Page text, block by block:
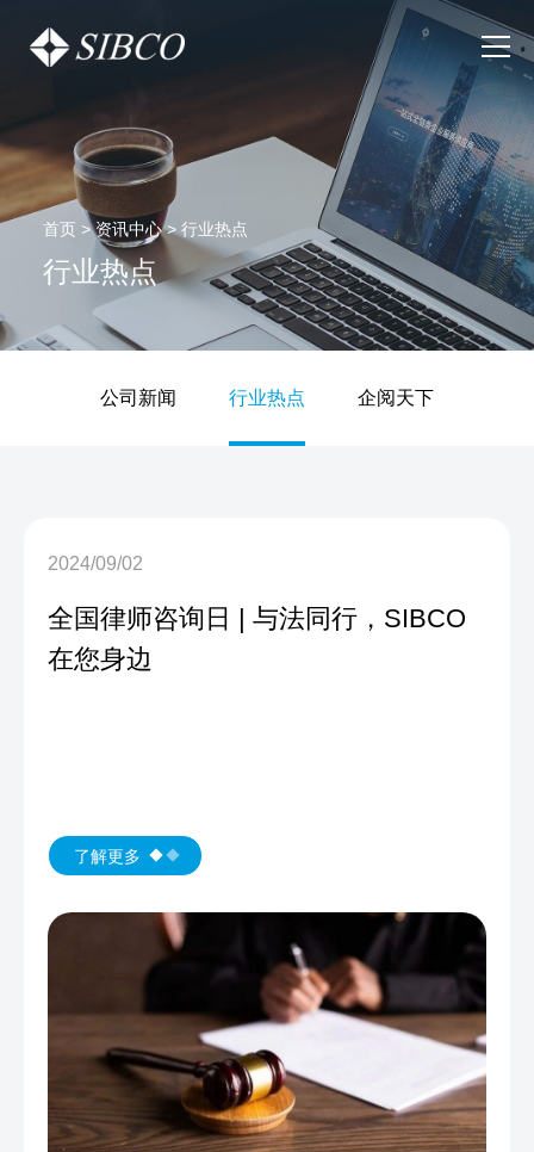
首页>资讯中心> 行业热点
行业热点
公司新闻 行业热点 企阅天下
2024/09/02
全国律师咨询日 | 与法同行，SIBCO
在您身边
了解更多